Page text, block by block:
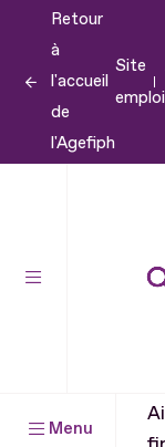
contenu
Retour
à
l'accueil
de
l'Agefiph
Site
emploi
Menu